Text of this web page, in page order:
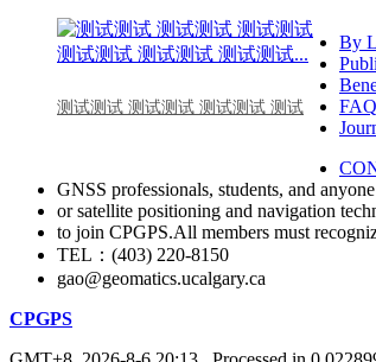
测试测试 测试测试 测试测试 测试
By
FAQ
GNSS professionals, students, and
or satellite positioning and navigation
to join CPGPS.All members must
TEL：(403) 220-8150
gao@geomatics.ucalgary.ca
CPGPS